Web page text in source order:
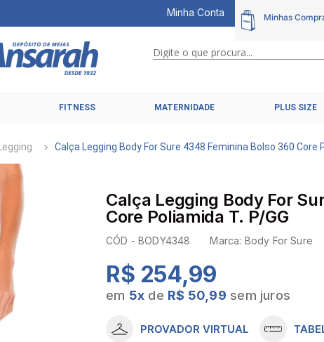
Minha Conta
Digite o que procura...
FITNESS MATERNIDADE PLUS SIZE
Legging Calça Legging Body For Sure 4348 Feminina Bolso 360 Core
Calça Legging Body For
Core Poliamida T. P/GG
CÓD -BODY4348 Marca: Body For Sure
R$ 254,99
em 5x de R$ 50,99 sem juros
PROVADOR VIRTUAL
1 º
calcinhas
5º
sutiã liz
6º
sutias
hering intimates
10º meia lupo